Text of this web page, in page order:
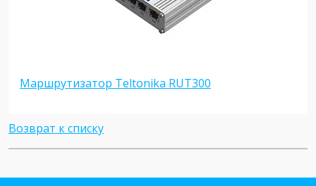
Маршрутизатор Teltonika RUT300
Возврат к списку